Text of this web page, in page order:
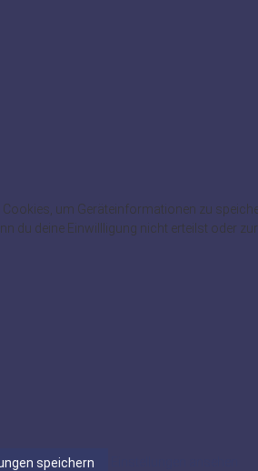
um Geräteinformationen zu
du deine Einwillligung nicht erteilst oder
speichern